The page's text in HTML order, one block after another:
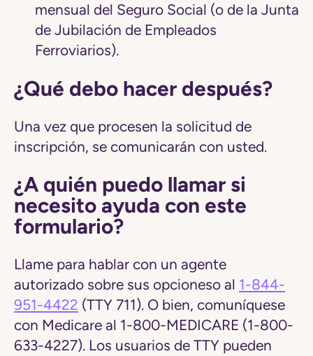
mensual del Seguro Social (o de la Junta
de Jubilación de Empleados
Ferroviarios).
¿Qué debo hacer después?
Una vez que procesen la solicitud de
inscripción, se comunicarán con usted.
¿A quién puedo llamar si
necesito ayuda con este
formulario?
Llame para hablar con un agente
autorizado sobre sus opcioneso al 1-844-
951-4422 (TTY 711). O bien, comuníquese
con Medicare al 1-800-MEDICARE (1-800-
633-4227). Los usuarios de TTY pueden